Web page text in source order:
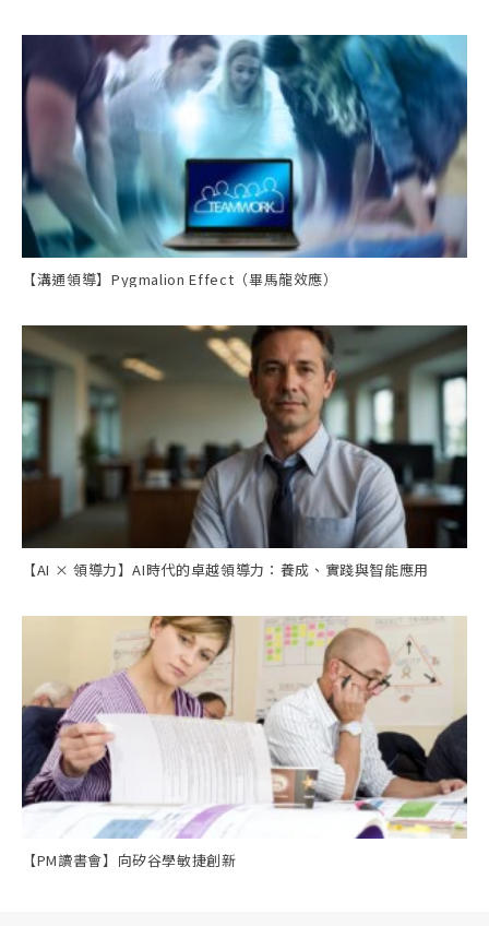
【溝通領導】Pygmalion Effect（畢馬龍效應）
【AI × 領導力】AI時代的卓越領導力：養成、實踐與智能應用
【PM讀書會】向矽谷學敏捷創新